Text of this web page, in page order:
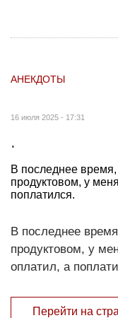
АНЕКДОТЫ
16 июля 2025 - 17:31
.
В последнее
продуктовом, у
поплатился.
В последнее
продуктовом, у
оплатил, а
Перейти на